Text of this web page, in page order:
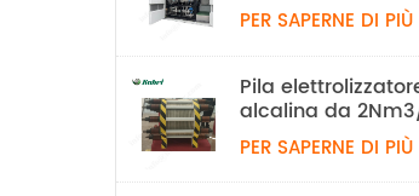
idrogeno tramite
elettrolisi
alcalina da 100
Nm³/h e 500 kW
PER SAPERNE DI PIÙ
Pila
alcalina da
PER SAPERNE DI PIÙ